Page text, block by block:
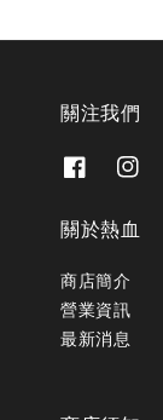
關注我們
關於熱血
商店簡介
營業資訊
最新消息